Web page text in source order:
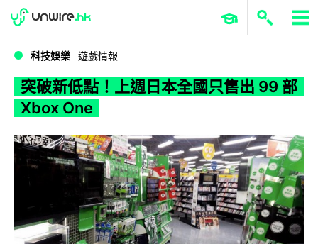
WWDC 2026 ERP 與商業 AI
科技娛樂 遊戲情報
突破新低點！上週日本全國只售出 99 部
Xbox One